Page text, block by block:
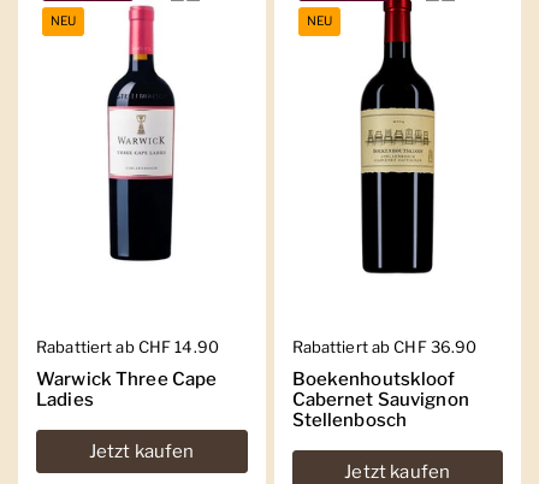
Regulärer Preis
Rabattiert ab CHF 14.90
Warwick Three Cape
Ladies
Jetzt kaufen
NEU
Regulärer Preis
Rabattiert ab CHF 36.90
Boekenhoutskloof
Cabernet Sauvignon
Stellenbosch
Jetzt kaufen
NEU